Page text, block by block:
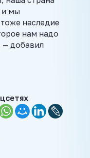
и мы
наследие
нам надо
— добавил